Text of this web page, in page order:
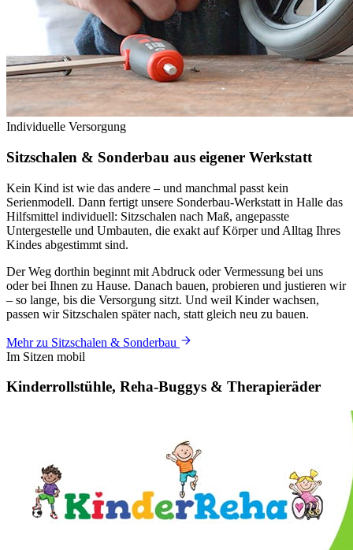
Individuelle Versorgung
Sitzschalen & Sonderbau aus eigener Werkstatt
Kein Kind ist wie das andere – und manchmal passt kein
Serienmodell. Dann fertigt unsere Sonderbau-Werkstatt in Halle das
Hilfsmittel individuell: Sitzschalen nach Maß, angepasste
Untergestelle und Umbauten, die exakt auf Körper und Alltag Ihres
Kindes abgestimmt sind.
Der Weg dorthin beginnt mit Abdruck oder Vermessung bei uns
oder bei Ihnen zu Hause. Danach bauen, probieren und justieren wir
– so lange, bis die Versorgung sitzt. Und weil Kinder wachsen,
passen wir Sitzschalen später nach, statt gleich neu zu bauen.
Mehr zu Sitzschalen & Sonderbau
Im Sitzen mobil
Kinderrollstühle, Reha-Buggys & Therapieräder